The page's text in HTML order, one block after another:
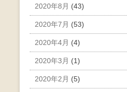
2020年8月 (43)
2020年7月 (53)
2020年4月 (4)
2020年3月 (1)
2020年2月 (5)